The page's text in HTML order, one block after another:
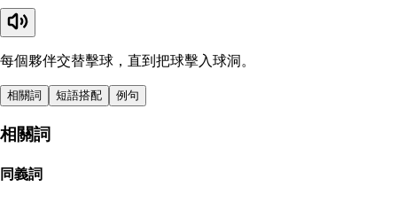
每個夥伴交替擊球，直到把球擊入球洞。
相關詞 短語搭配 例句
相關詞
同義詞